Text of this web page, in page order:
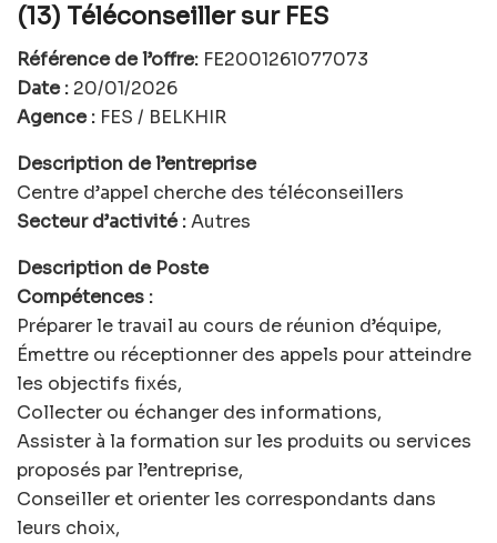
(13) Téléconseiller sur FES
Référence de l’offre: FE2001261077073
Date : 20/01/2026
Agence : FES / BELKHIR
Description de l’entreprise
Centre d’appel cherche des téléconseillers
Secteur d’activité :Autres
Description de Poste
Compétences :
Préparer le travail au cours de réunion d’équipe,
Émettre ou réceptionner des appels pour atteindre
les objectifs fixés,
Collecter ou échanger des informations,
Assister à la formation sur les produits ou services
proposés par l’entreprise,
Conseiller et orienter les correspondants dans
leurs choix,